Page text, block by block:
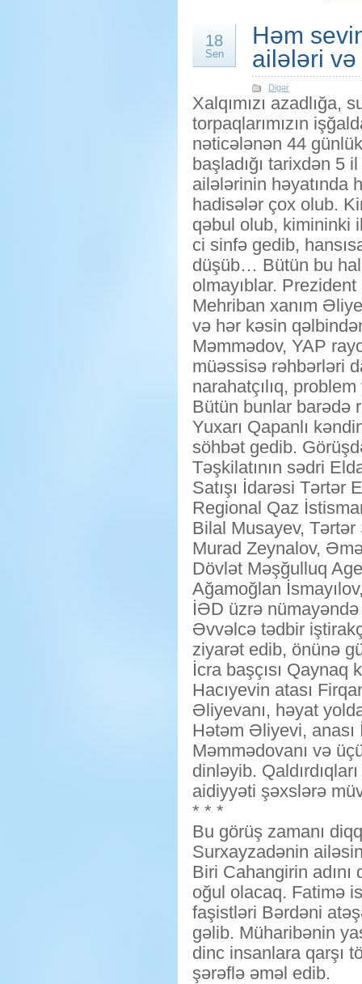
18
Sen
Həm
ailələri
Digər
Xalqımızı azadlığa,
torpaqlarımızın
nəticələnən 44
başladığı tarixdən 5
ailələrinin həyatında
hadisələr çox olub.
qəbul olub, kimininki
ci sinfə gedib,
düşüb… Bütün bu
olmayıblar.
Mehriban xanım
və hər kəsin
Məmmədov, YAP
müəssisə rəhbərləri
narahatçılıq,
Bütün bunlar barədə
Yuxarı Qapanlı
söhbət gedib.
Təşkilatının sədri
Satışı İdarəsi Tərtər
Regional Qaz
Bilal Musayev,
Murad Zeynalov,
Dövlət Məşğulluq
Ağamoğlan
İƏD üzrə
Əvvəlcə tədbir
ziyarət edib, önünə
İcra başçısı
Hacıyevin atası
Əliyevanı, həyat
Hətəm Əliyevi, anası
Məmmədovanı və
dinləyib.
aidiyyəti şəxslərə
* * *
Bu görüş zamanı
Surxayzadənin
Biri Cahangirin
oğul olacaq. Fatimə
faşistləri Bərdəni
gəlib. Müharibənin
dinc insanlara qarşı
şərəflə əməl edib.